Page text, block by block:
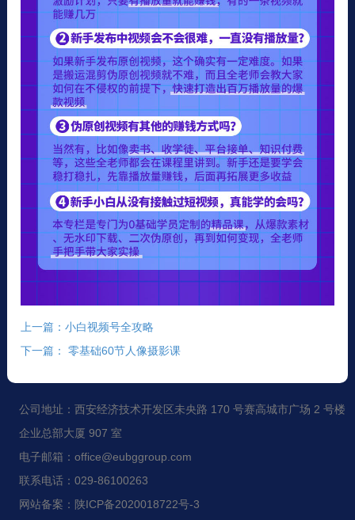
上一篇：小白视频号全攻略
下一篇： 零基础60节人像摄影课
公司地址：西安经济技术开发区未央路 170 号赛高城市广场 2 号楼
企业总部大厦 907 室
电子邮箱：office@eubggroup.com
联系电话：029-86100263
网站备案：陕ICP备2020018722号-3